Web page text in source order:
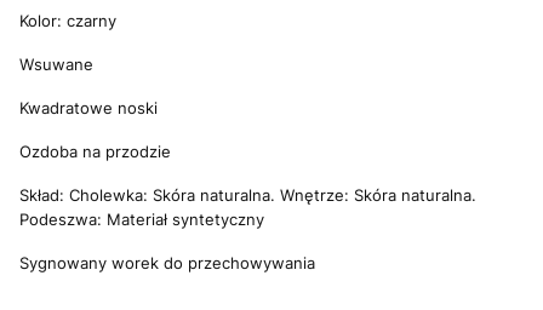
Kolor: czarny
Wsuwane
Kwadratowe noski
Ozdoba na przodzie
Skład: Cholewka: Skóra naturalna. Wnętrze: Skóra naturalna.
Podeszwa: Materiał syntetyczny
Sygnowany worek do przechowywania